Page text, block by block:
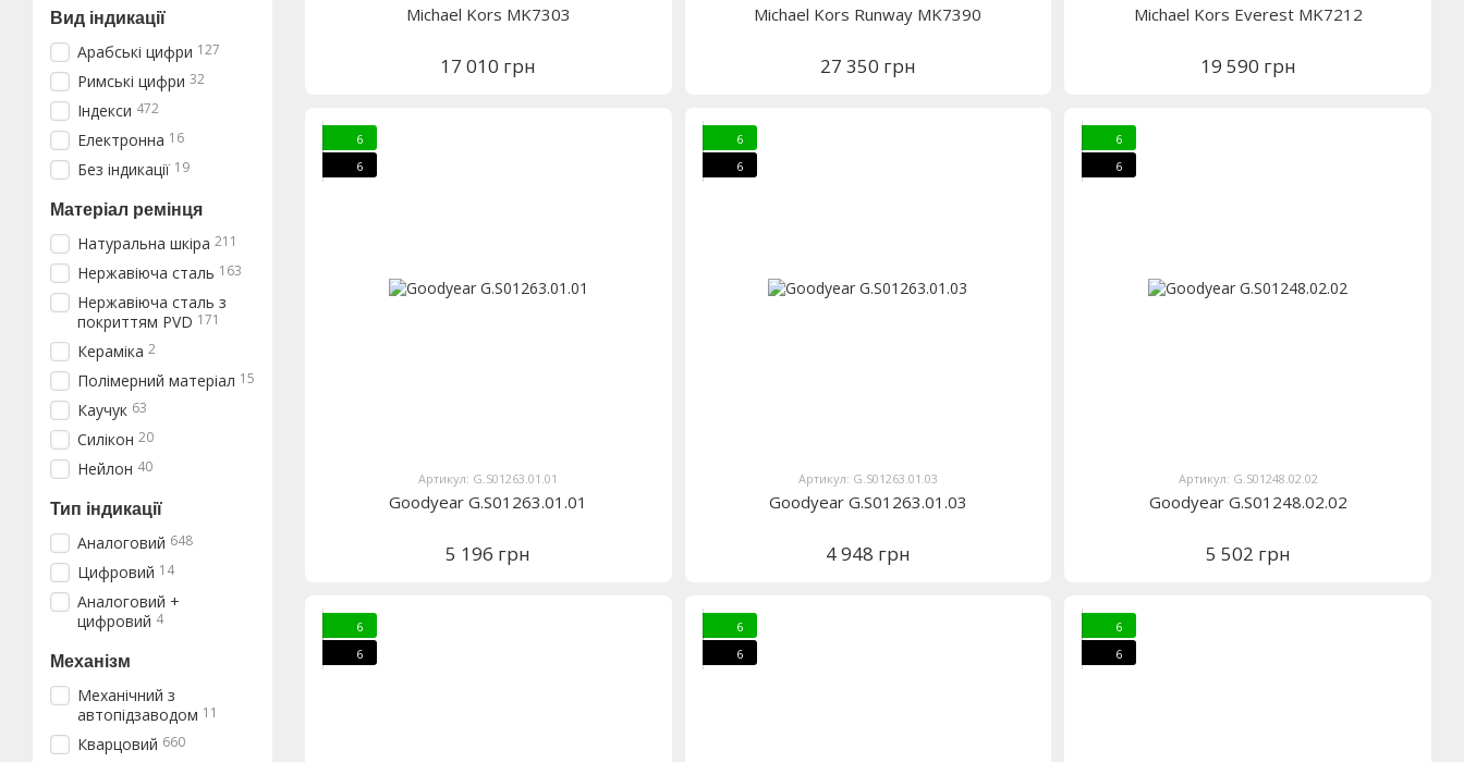
Michael Kors MK7303
17 010 грн
Michael Kors Runway MK7390
27 350 грн
Michael Kors Everest MK7212
19 590 грн
6
6
Артикул: G.S01263.01.01
Goodyear G.S01263.01.01
5 196 грн
6
6
Артикул: G.S01263.01.03
Goodyear G.S01263.01.03
4 948 грн
6
6
Артикул: G.S01248.02.02
Goodyear G.S01248.02.02
5 502 грн
6
6
6
6
6
6
Вид індикації
Арабські цифри 127
Римські цифри 32
Індекси 472
Електронна 16
Без індикації 19
Матеріал ремінця
Натуральна шкіра 211
Нержавіюча сталь 163
Нержавіюча сталь з
покриттям PVD 171
Кераміка 2
Полімерний матеріал 15
Каучук 63
Силікон 20
Нейлон 40
Тип індикації
Аналоговий 648
Цифровий 14
Аналоговий +
цифровий 4
Механізм
Механічний з
автопідзаводом 11
Кварцовий 660